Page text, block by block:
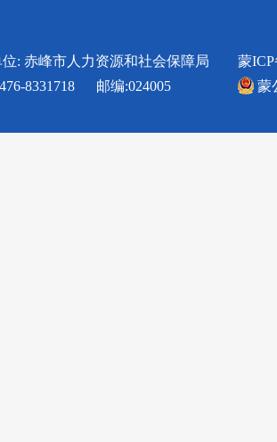
: 赤峰市人力资源和社会保障局
8331718 邮编:024005
蒙ICP
蒙